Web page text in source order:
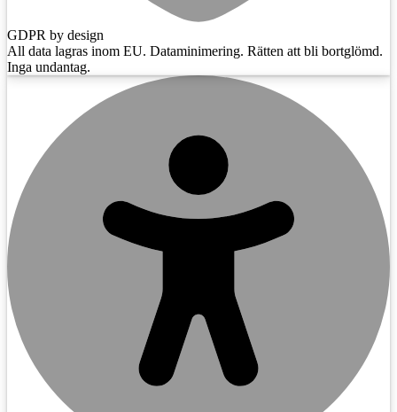
GDPR by design
All data lagras inom EU. Dataminimering. Rätten att bli bortglömd.
Inga undantag.